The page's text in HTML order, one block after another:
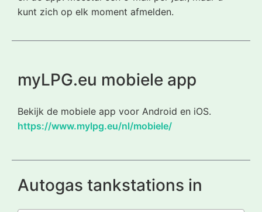
kunt zich op elk moment afmelden.
myLPG.eu mobiele app
Bekijk de mobiele app voor Android en iOS.
https://www.mylpg.eu/nl/mobiele/
Autogas tankstations in